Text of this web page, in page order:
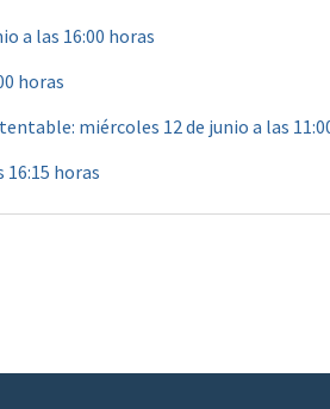
a las 16:00 horas
horas
miércoles 12 de junio a las
horas